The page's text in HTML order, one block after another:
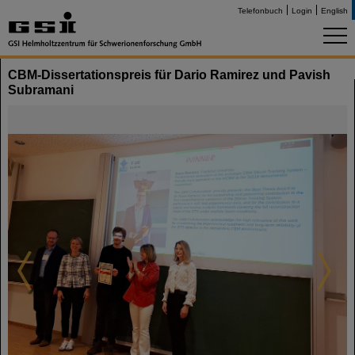
Telefonbuch Login English
CBM-Dissertationspreis für Dario Ramirez und Pavish
Subramani